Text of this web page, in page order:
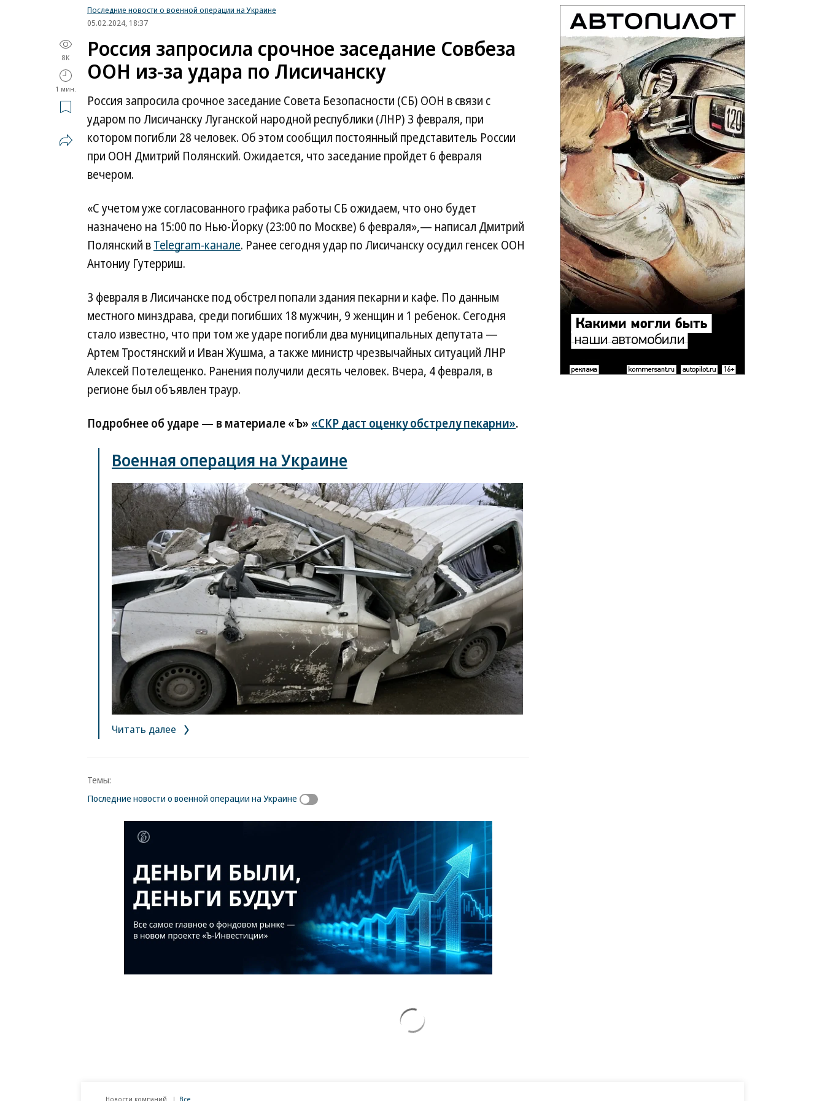
Последние новости о военной операции на Украине
05.02.2024, 18:37
8K
1 мин.
Россия запросила срочное заседание Совбеза
ООН из-за удара по Лисичанску
Россия запросила срочное заседание Совета Безопасности (СБ) ООН в связи с
ударом по Лисичанску Луганской народной республики (ЛНР) 3 февраля, при
котором погибли 28 человек. Об этом сообщил постоянный представитель России
при ООН Дмитрий Полянский. Ожидается, что заседание пройдет 6 февраля
вечером.
«С учетом уже согласованного графика работы СБ ожидаем, что оно будет
назначено на 15:00 по Нью-Йорку (23:00 по Москве) 6 февраля»,— написал Дмитрий
Полянский вTelegram-канале. Ранее сегодня удар по Лисичанску осудил генсек ООН
Антониу Гутерриш.
3 февраля в Лисичанске под обстрел попали здания пекарни и кафе. По данным
местного минздрава, среди погибших 18 мужчин, 9 женщин и 1 ребенок. Сегодня
стало известно, что при том же ударе погибли два муниципальных депутата —
Артем Тростянский и Иван Жушма, а также министр чрезвычайных ситуаций ЛНР
Алексей Потелещенко. Ранения получили десять человек. Вчера, 4 февраля, в
регионе был объявлен траур.
Подробнее об ударе — в материале «Ъ» «СКР даст оценку обстрелу пекарни».
Военная операция на Украине
Читать далее
Темы:
Последние новости о военной операции на Украине
Новости компаний Все